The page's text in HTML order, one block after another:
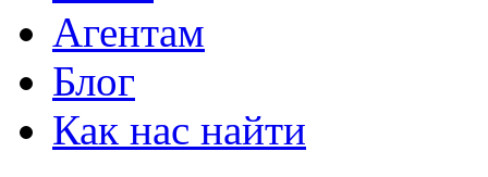
Агентам
Блог
Как нас найти